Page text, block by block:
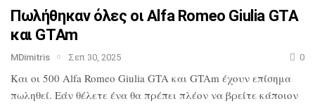
Πωλήθηκαν όλες οι Alfa Romeo Giulia GTA
και GTAm
MDimitris Σεπ 30, 2025 0
Και οι 500 Alfa Romeo Giulia GTA και GTAm έχουν επίσημα
πωληθεί. Εάν θέλετε ένα θα πρέπει πλέον να βρείτε κάποιον